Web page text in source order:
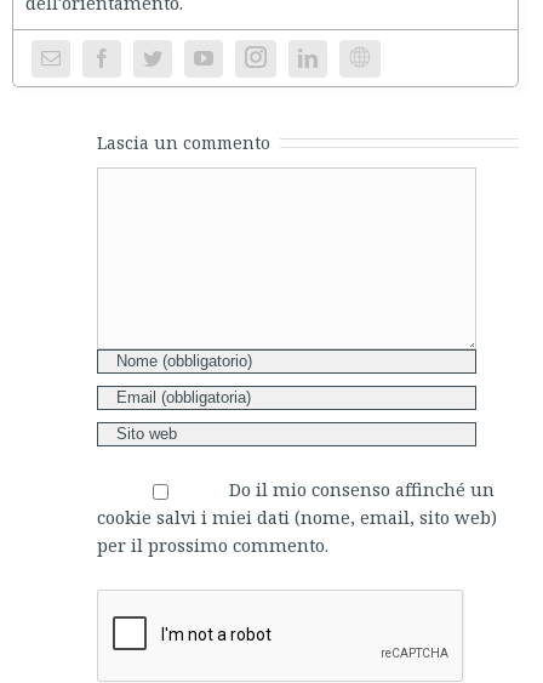
Instagram Website
Lascia un commento
Do il mio consenso affinché un
cookie salvi i miei dati (nome, email, sito web)
per il prossimo commento.